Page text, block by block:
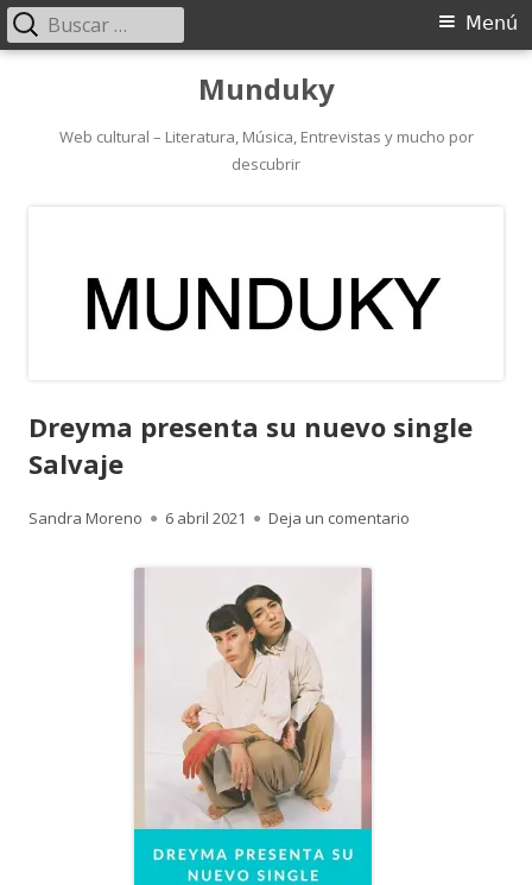
contenido
Munduky
Web cultural – Literatura, Música, Entrevistas y mucho por
descubrir
Menú
Menú
Buscar:
Dreyma presenta su nuevo single
Salvaje
Autor
Sandra Moreno
Publicado
6 abril 2021 Deja un comentario